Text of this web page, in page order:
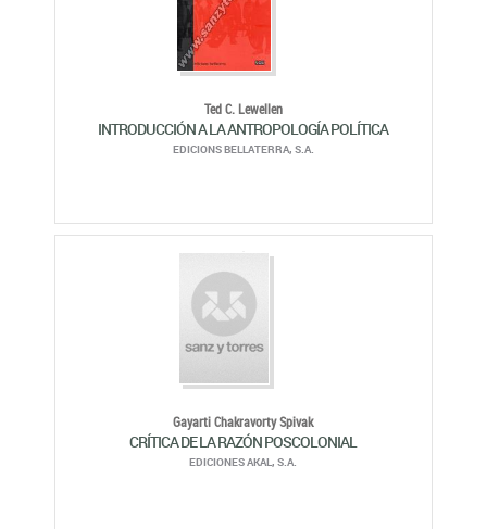
Ted C. Lewellen
INTRODUCCIÓN A LA ANTROPOLOGÍA POLÍTICA
EDICIONS BELLATERRA, S.A.
Gayarti Chakravorty Spivak
CRÍTICA DE LA RAZÓN POSCOLONIAL
EDICIONES AKAL, S.A.